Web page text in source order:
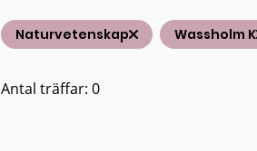
Naturvetenskap Wassholm K
Antal träffar: 0